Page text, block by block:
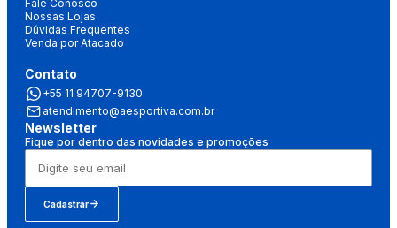
Fale Conosco
Nossas Lojas
Dúvidas Frequentes
Venda por Atacado
Contato
+55 11 94707-9130
atendimento@aesportiva.com.br
Newsletter
Fique por dentro das novidades e promoções
Cadastrar